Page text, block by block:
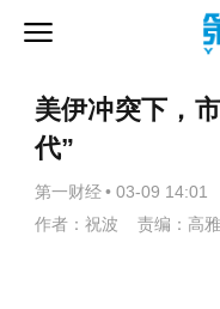
美伊冲突下，
代”
第一财经 • 03-09 14:01
作者：祝波 责编：高